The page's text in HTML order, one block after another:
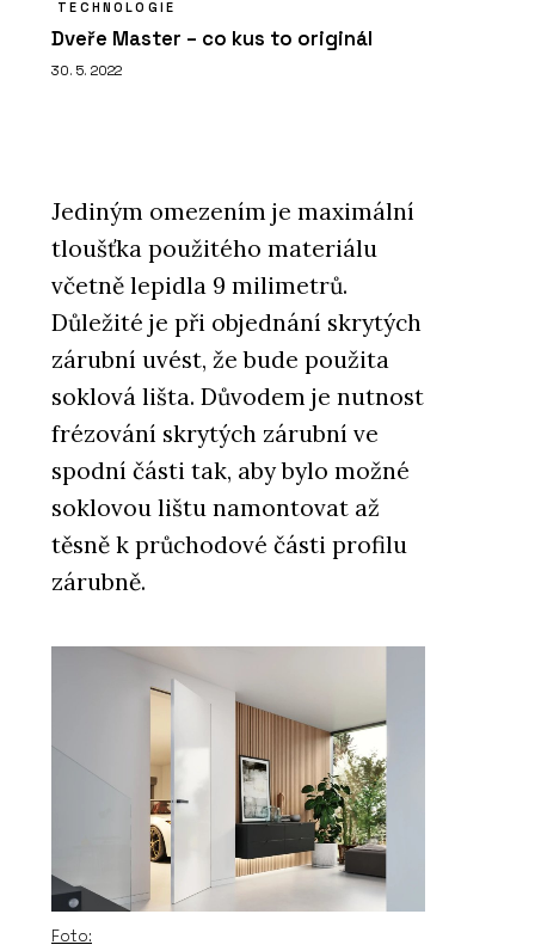
TECHNOLOGIE
Dveře Master – co kus to originál
30. 5. 2022
Jediným omezením je maximální
tloušťka použitého materiálu
včetně lepidla 9 milimetrů.
Důležité je při objednání skrytých
zárubní uvést, že bude použita
soklová lišta. Důvodem je nutnost
frézování skrytých zárubní ve
spodní části tak, aby bylo možné
soklovou lištu namontovat až
těsně k průchodové části profilu
zárubně.
Foto: